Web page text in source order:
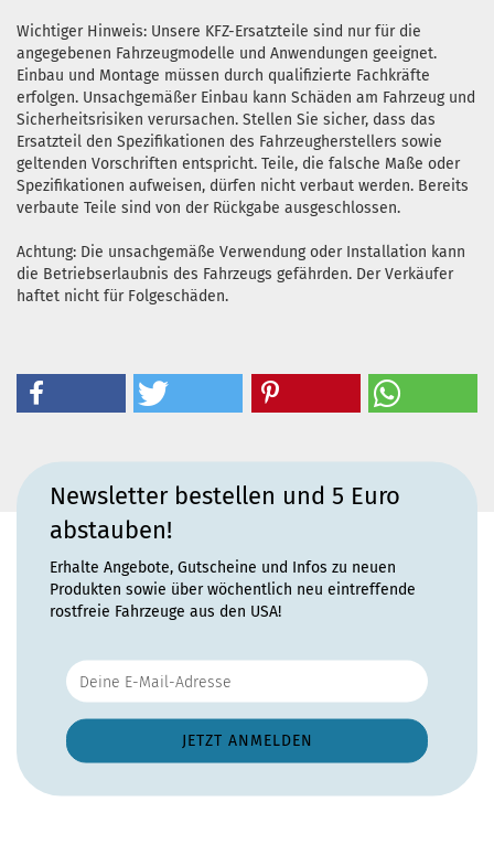
Wichtiger Hinweis: Unsere KFZ-Ersatzteile sind nur für die
angegebenen Fahrzeugmodelle und Anwendungen geeignet.
Einbau und Montage müssen durch qualifizierte Fachkräfte
erfolgen. Unsachgemäßer Einbau kann Schäden am Fahrzeug und
Sicherheitsrisiken verursachen. Stellen Sie sicher, dass das
Ersatzteil den Spezifikationen des Fahrzeugherstellers sowie
geltenden Vorschriften entspricht. Teile, die falsche Maße oder
Spezifikationen aufweisen, dürfen nicht verbaut werden. Bereits
verbaute Teile sind von der Rückgabe ausgeschlossen.
Achtung: Die unsachgemäße Verwendung oder Installation kann
die Betriebserlaubnis des Fahrzeugs gefährden. Der Verkäufer
haftet nicht für Folgeschäden.
Newsletter bestellen und 5 Euro
abstauben!
Erhalte Angebote, Gutscheine und Infos zu neuen
Produkten sowie über wöchentlich neu eintreffende
rostfreie Fahrzeuge aus den USA!